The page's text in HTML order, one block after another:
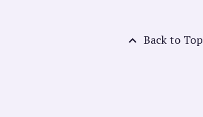
Back to Top